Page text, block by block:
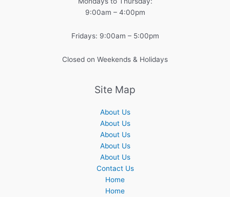
9:00am – 4:00pm
Fridays: 9:00am – 5:00pm
Closed on Weekends & Holidays
Site Map
About Us
About Us
About Us
About Us
About Us
Contact Us
Home
Home